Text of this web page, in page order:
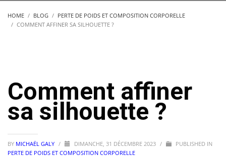
HOME BLOG
PERTE DE POIDS ET COMPOSITION CORPORELLE
COMMENT AFFINER SA SILHOUETTE ?
Comment affiner
sa silhouette ?
BY MICHAËL GALY / DIMANCHE, 31 DÉCEMBRE 2023 /
PUBLISHED IN
PERTE DE POIDS ET COMPOSITION CORPORELLE